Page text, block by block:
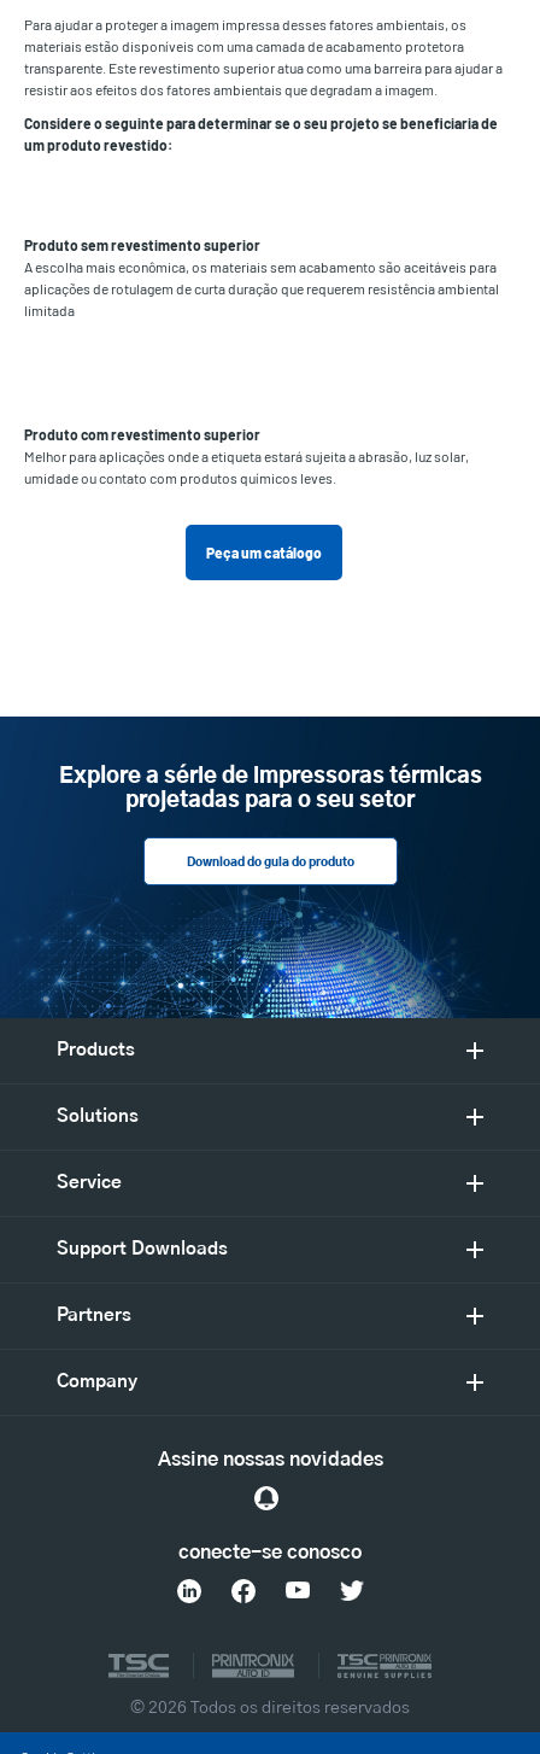
Para ajudar a proteger a imagem impressa desses fatores ambientais, os
materiais estão disponíveis com uma camada de acabamento protetora
transparente. Este revestimento superior atua como uma barreira para ajudar a
resistir aos efeitos dos fatores ambientais que degradam a imagem.
Considere o seguinte para determinar se o seu projeto se beneficiaria de
um produto revestido:
Produto sem revestimento superior
A escolha mais econômica, os materiais sem acabamento são aceitáveis para
aplicações de rotulagem de curta duração que requerem resistência ambiental
limitada
Produto com revestimento superior
Melhor para aplicações onde a etiqueta estará sujeita a abrasão, luz solar,
umidade ou contato com produtos químicos leves.
Peça um catálogo
Explore a série de impressoras térmicas
projetadas para o seu setor
Download do guia do produto
Products
Solutions
Service
Support Downloads
Partners
Company
conecte-se conosco
Assine nossas novidades
© 2026 Todos os direitos reservados